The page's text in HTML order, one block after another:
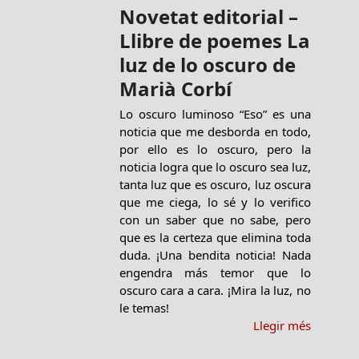
Novetat editorial –
Llibre de poemes La
luz de lo oscuro de
Marià Corbí
Lo oscuro luminoso “Eso” es una
noticia que me desborda en todo,
por ello es lo oscuro, pero la
noticia logra que lo oscuro sea luz,
tanta luz que es oscuro, luz oscura
que me ciega, lo sé y lo verifico
con un saber que no sabe, pero
que es la certeza que elimina toda
duda. ¡Una bendita noticia! Nada
engendra más temor que lo
oscuro cara a cara. ¡Mira la luz, no
le temas!
Llegir més